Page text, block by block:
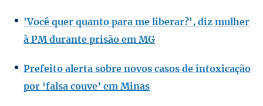
'Você quer quanto para me liberar?', diz mulher
à PM durante prisão em MG
Prefeito alerta sobre novos casos de intoxicação
por ‘falsa couve’ em Minas